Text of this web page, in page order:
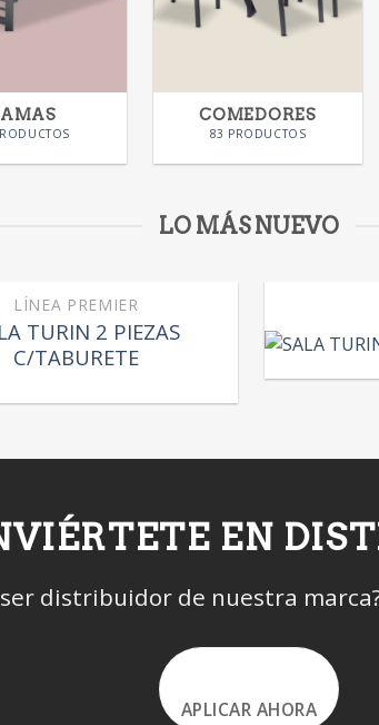
COMEDORES
83 PRODUCTOS
LO MÁS NUEVO
LÍNEA PREMIER
TURIN 2 PIEZAS
C/TABURETE
EN
distribuidor de nuestra
APLICAR AHORA